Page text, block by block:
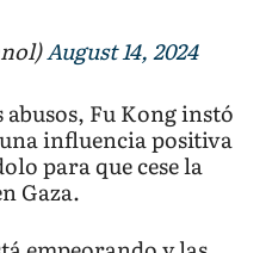
August 14, 2024
Fu Kong instó
influencia positiva
para que cese la
Gaza.